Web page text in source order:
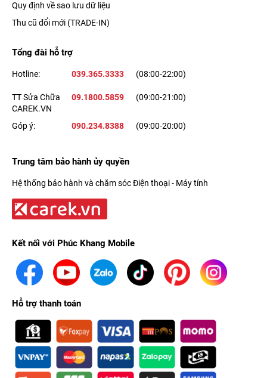
Quy định về sao lưu dữ liệu
Thu cũ đổi mới (TRADE-IN)
Tổng đài hỗ trợ
Hotline: 039.365.3333 (08:00-22:00)
TT Sửa Chữa
CAREK.VN
09.1800.5859 (09:00-21:00)
Góp ý: 090.234.8388 (09:00-20:00)
Trung tâm bảo hành ủy quyền
Hệ thống bảo hành và chăm sóc Điện thoại - Máy tính
Kết nối với Phúc Khang Mobile
Hỗ trợ thanh toán